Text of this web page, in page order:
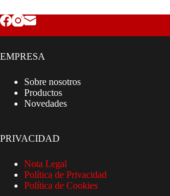
EMPRESA
Sobre nosotros
Productos
Novedades
PRIVACIDAD
Nota Legal
Política de Privacidad
Política de Cookies